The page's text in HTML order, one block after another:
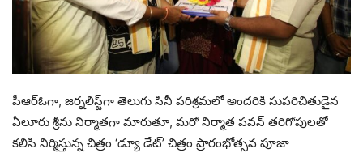
పీఆర్‌ఓగా, జర్నలిస్ట్‌గా తెలుగు సినీ పరిశ్రమలో అందరికి సుపరిచితుడైన
ఏలూరు శ్రీను నిర్మాతగా మారుతూ, మరో నిర్మాత పవన్‌ తరిగోపులతో
కలిసి నిర్మిస్తున్న చిత్రం ‘డ్యూ డేట్‌’ చిత్రం ప్రారంభోత్సవ పూజా